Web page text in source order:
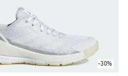
-30%